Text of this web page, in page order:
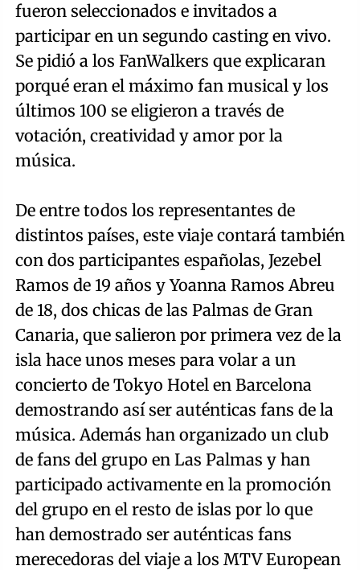
fueron seleccionados e invitados a
participar en un segundo casting en vivo.
Se pidió a los FanWalkers que explicaran
porqué eran el máximo fan musical y los
últimos 100 se eligieron a través de
votación, creatividad y amor por la
música.
De entre todos los representantes de
distintos países, este viaje contará también
con dos participantes españolas, Jezebel
Ramos de 19 años y Yoanna Ramos Abreu
de 18, dos chicas de las Palmas de Gran
Canaria, que salieron por primera vez de la
isla hace unos meses para volar a un
concierto de Tokyo Hotel en Barcelona
demostrando así ser auténticas fans de la
música. Además han organizado un club
de fans del grupo en Las Palmas y han
participado activamente en la promoción
del grupo en el resto de islas por lo que
han demostrado ser auténticas fans
merecedoras del viaje a los MTV European